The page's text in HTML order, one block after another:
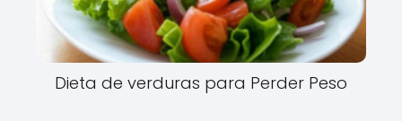
Dieta de verduras para Perder Peso